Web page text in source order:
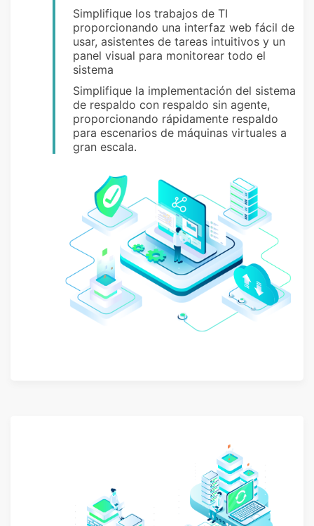
Simplifique los trabajos de TI
proporcionando una interfaz web fácil de
usar, asistentes de tareas intuitivos y un
panel visual para monitorear todo el
sistema
Simplifique la implementación del sistema
de respaldo con respaldo sin agente,
proporcionando rápidamente respaldo
para escenarios de máquinas virtuales a
gran escala.